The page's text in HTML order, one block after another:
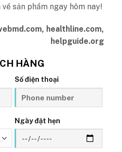
sản phẩm ngay hôm nay!
healthline.com,
helpguide.org
HÀNG
Số điện thoại
Ngày đặt hẹn